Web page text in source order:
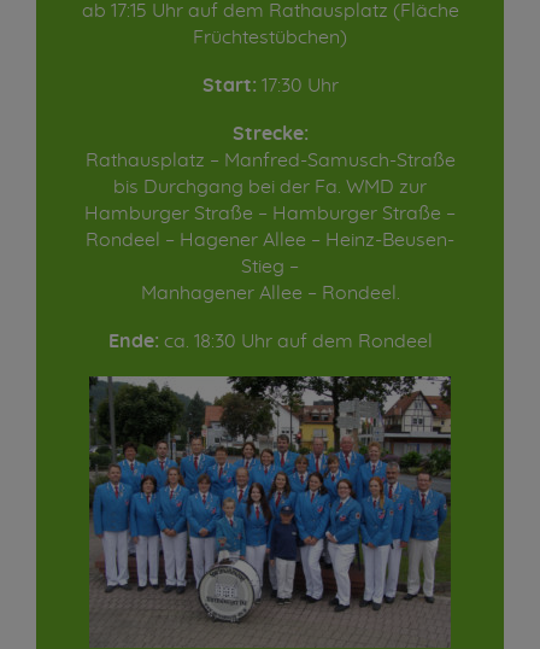
ab 17:15 Uhr auf dem Rathausplatz (Fläche
Früchtestübchen)
Start: 17:30 Uhr
Strecke:
Rathausplatz – Manfred-Samusch-Straße
bis Durchgang bei der Fa. WMD zur
Hamburger Straße – Hamburger Straße –
Rondeel – Hagener Allee – Heinz-Beusen-
Stieg –
Manhagener Allee – Rondeel.
Ende: ca. 18:30 Uhr auf dem Rondeel